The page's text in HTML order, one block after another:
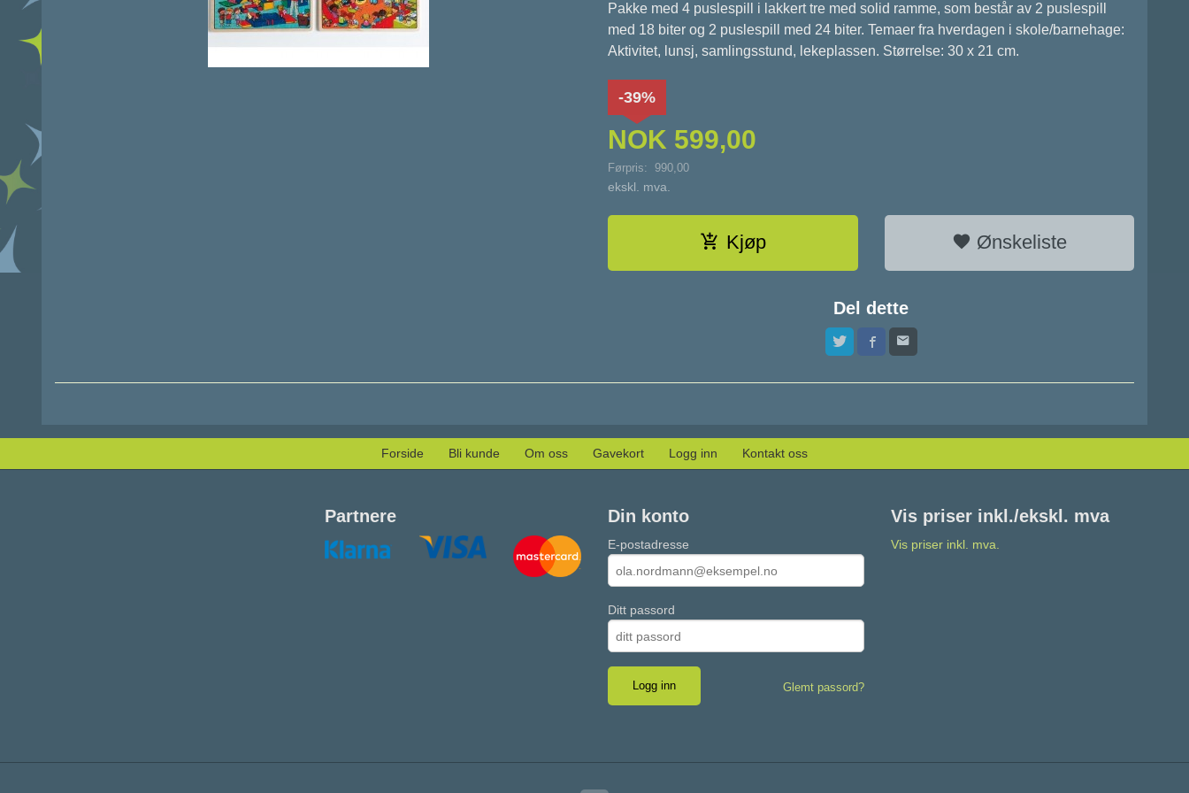
Pakke med 4 puslespill i lakkert tre med solid ramme, som består av 2 puslespill
med 18 biter og 2 puslespill med 24 biter. Temaer fra hverdagen i skole/barnehage:
Aktivitet, lunsj, samlingsstund, lekeplassen. Størrelse: 30 x 21 cm.
NOK 599,00
Førpris: 990,00
Rabatt
-39%
ekskl. mva.
Kjøp Ønskeliste
Del dette
Forside Bli kunde Om oss Gavekort Logg inn Kontakt oss
Partnere Din konto
E-postadresse
Ditt passord
Glemt passord?
Vis priser inkl./ekskl. mva
Vis priser inkl. mva.